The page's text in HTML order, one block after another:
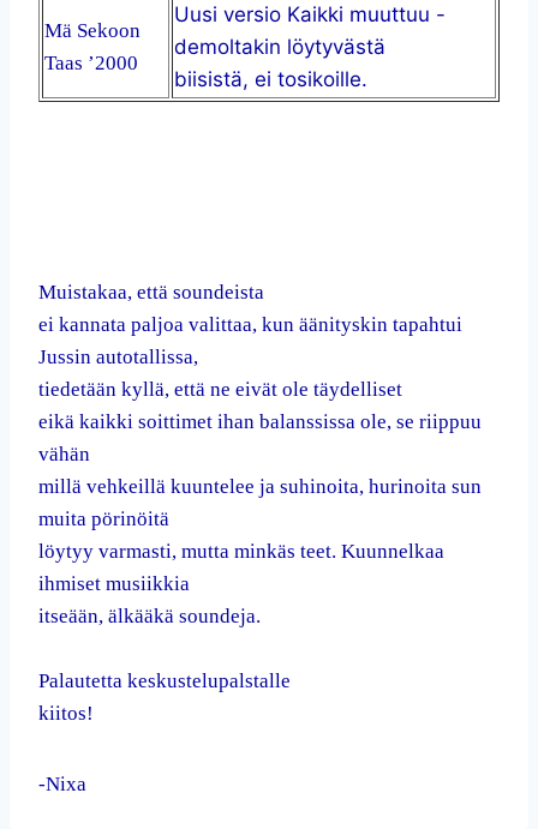
Mä Sekoon
Taas ’2000
Uusi versio Kaikki muuttuu -
demoltakin löytyvästä
biisistä, ei tosikoille.
Muistakaa, että soundeista
ei kannata paljoa valittaa, kun äänityskin tapahtui
Jussin autotallissa,
tiedetään kyllä, että ne eivät ole täydelliset
eikä kaikki soittimet ihan balanssissa ole, se riippuu
vähän
millä vehkeillä kuuntelee ja suhinoita, hurinoita sun
muita pörinöitä
löytyy varmasti, mutta minkäs teet. Kuunnelkaa
ihmiset musiikkia
itseään, älkääkä soundeja.
Palautetta keskustelupalstalle
kiitos!
-Nixa